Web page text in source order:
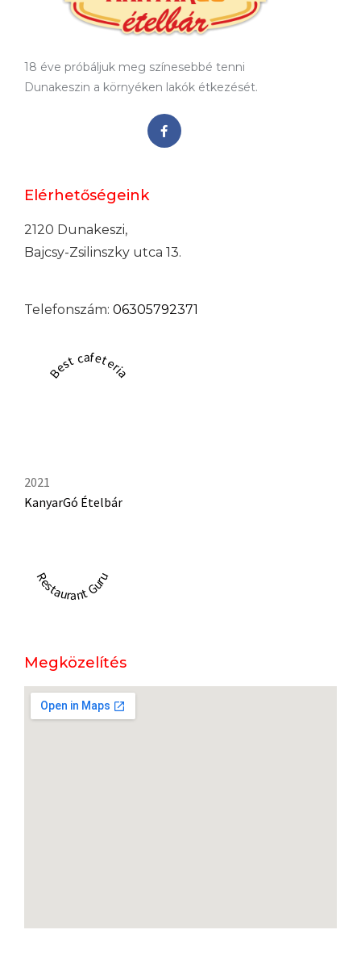
18 éve próbáljuk meg színesebbé tenni
Dunakeszin a környéken lakók étkezését.
Elérhetőségeink
2120 Dunakeszi,
Bajcsy-Zsilinszky utca 13.
Telefonszám: 06305792371
Best cafeteria
2021
KanyarGó Ételbár
Restaurant Guru
Megközelítés